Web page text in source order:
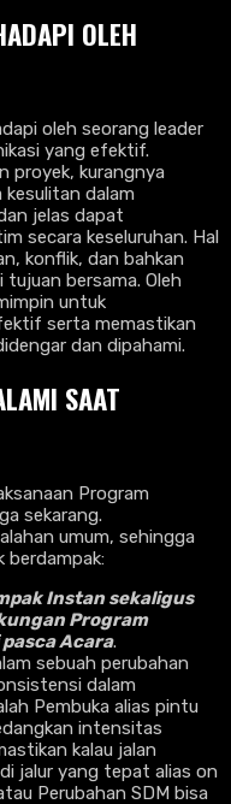
OLEH
oleh seorang leader
yang efektif.
proyek, kurangnya
dalam
jelas dapat
secara keseluruhan. Hal
konflik, dan bahkan
bersama. Oleh
untuk
serta memastikan
dan dipahami.
SAAT
Program
sekarang.
umum, sehingga
berdampak:
Instan sekaligus
Program
Acara.
sebuah perubahan
dalam
Pembuka alias pintu
intensitas
kalau jalan
jalur yang tepat alias on
Perubahan SDM bisa